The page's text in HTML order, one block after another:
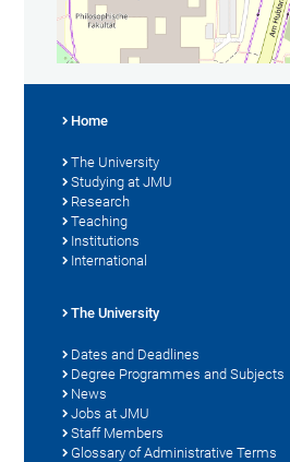
Home
The University
Studying at JMU
Research
Teaching
Institutions
International
The University
Dates and Deadlines
Degree Programmes and Subjects
News
Jobs at JMU
Staff Members
Glossary of Administrative Terms